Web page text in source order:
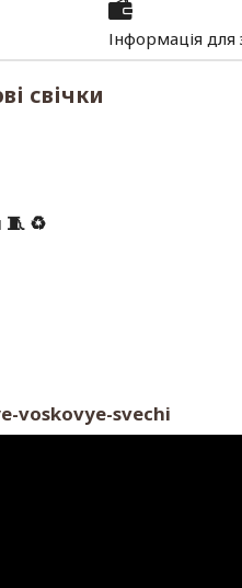
Інформація для
свічки
🧵 ♻
voskovye-svechi